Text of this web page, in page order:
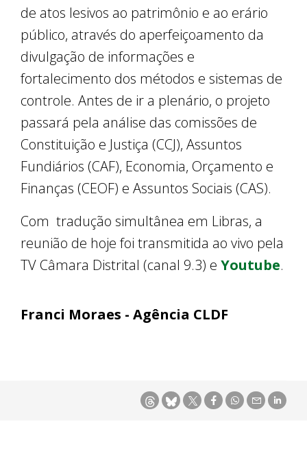
de atos lesivos ao patrimônio e ao erário
público, através do aperfeiçoamento da
divulgação de informações e
fortalecimento dos métodos e sistemas de
controle. Antes de ir a plenário, o projeto
passará pela análise das comissões de
Constituição e Justiça (CCJ), Assuntos
Fundiários (CAF), Economia, Orçamento e
Finanças (CEOF) e Assuntos Sociais (CAS).
Com tradução simultânea em Libras, a
reunião de hoje foi transmitida ao vivo pela
TV Câmara Distrital (canal 9.3) e Youtube.
Franci Moraes - Agência CLDF